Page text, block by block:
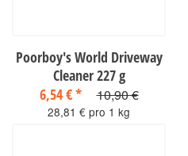
Poorboy's World Driveway
Cleaner 227 g
6,54 €* 10,90 €
28,81 € pro 1 kg